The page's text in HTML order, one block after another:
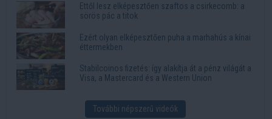
Ettől lesz elképesztően szaftos a csirkecomb: a
sörös pác a titok
Ezért olyan elképesztően puha a marhahús a kínai
éttermekben
Stabilcoinos fizetés: így alakítja át a pénz világát a
Visa, a Mastercard és a Western Union
További népszerű videók